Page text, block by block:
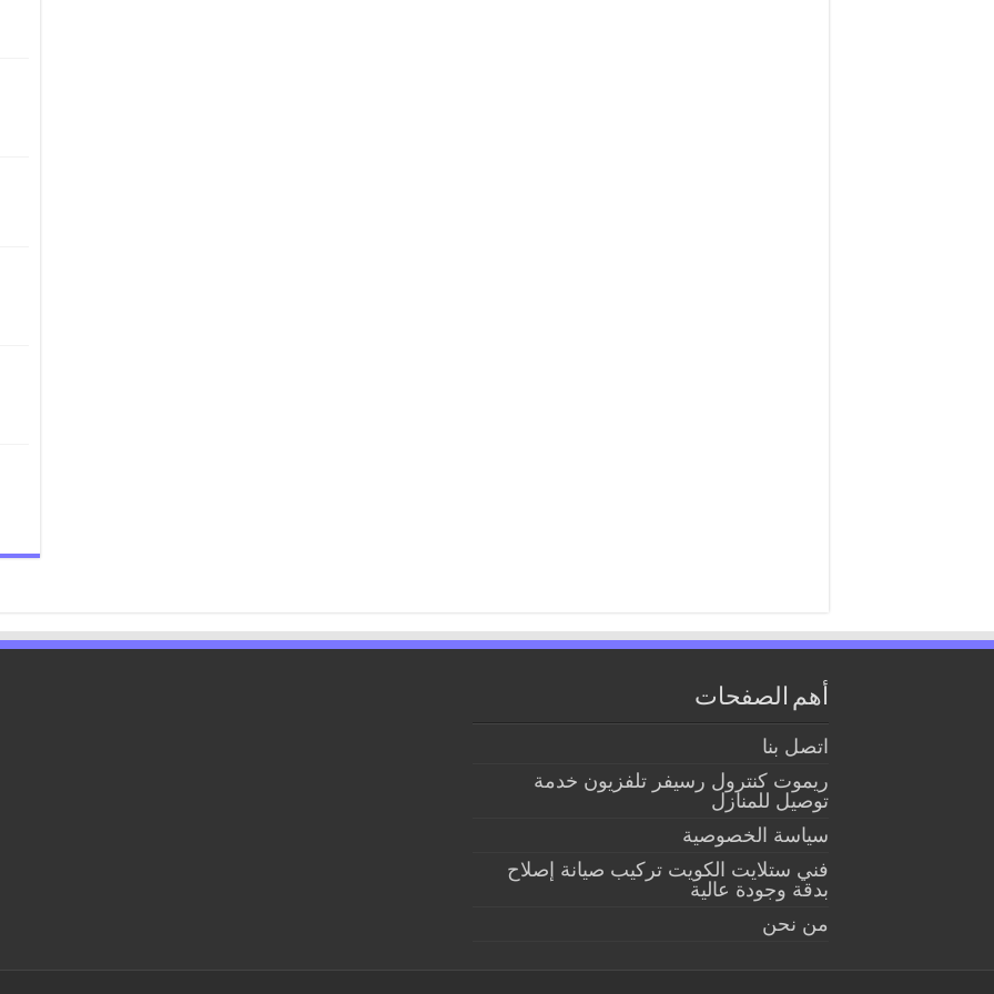
أهم الصفحات
اتصل بنا
ريموت كنترول رسيفر تلفزيون خدمة
توصيل للمنازل
سياسة الخصوصية
فني ستلايت الكويت تركيب صيانة إصلاح
بدقة وجودة عالية
من نحن